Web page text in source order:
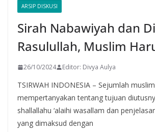
ARSIP DISKUSI
Sirah Nabawiyah dan
Rasulullah, Muslim
26/10/2024 Editor: Divya Aulya
TSIRWAH INDONESIA – Sejumlah
mempertanyakan tentang tujuan
shallallahu ‘alaihi wasallam dan
yang dimaksud dengan